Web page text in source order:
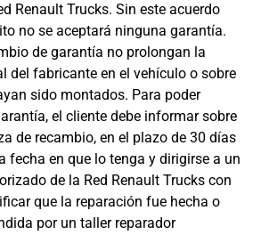
Renault Trucks. Sin este acuerdo
no se aceptará ninguna garantía.
de garantía no prolongan la
del fabricante en el vehículo o sobre
sido montados. Para poder
el cliente debe informar sobre
de recambio, en el plazo de 30 días
fecha en que lo tenga y dirigirse a un
de la Red Renault Trucks con
que la reparación fue hecha o
por un taller reparador